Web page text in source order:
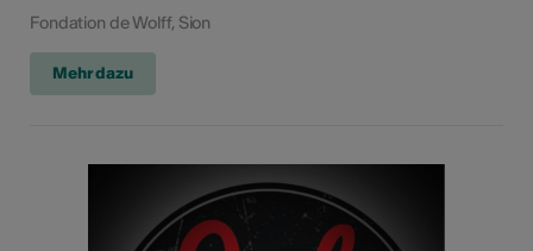
Fondation de Wolff, Sion
Mehr dazu